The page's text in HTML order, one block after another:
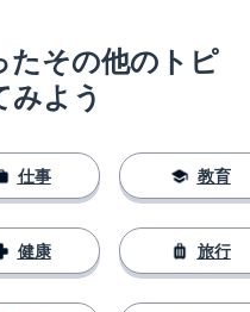
たその他のトピ
みよう
仕事
健康
教育
旅行